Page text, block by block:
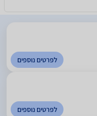
לפרטים נוספים
לפרטים נוספים